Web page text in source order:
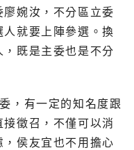
婉汝，不分區立委
就要上陣參選。換
既是主委也是不分
，有一定的知名度跟
徵召，不僅可以消
侯友宜也不用擔心